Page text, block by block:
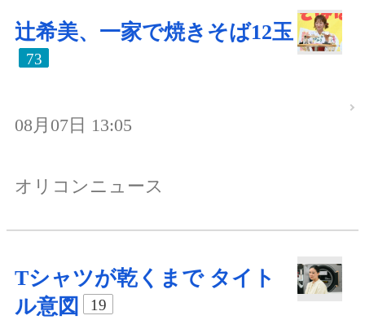
辻希美、一家で焼きそば12玉
73
08月07日 13:05
オリコンニュース
Tシャツが乾くまで タイト
ル意図
19